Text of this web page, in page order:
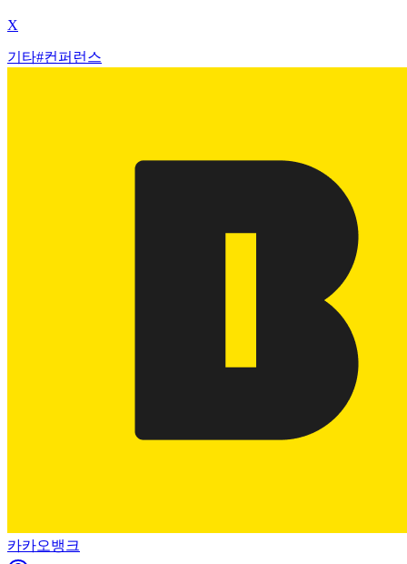
X
기타#컨퍼런스
카카오뱅크